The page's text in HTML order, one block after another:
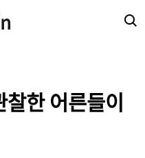
한 어른들이